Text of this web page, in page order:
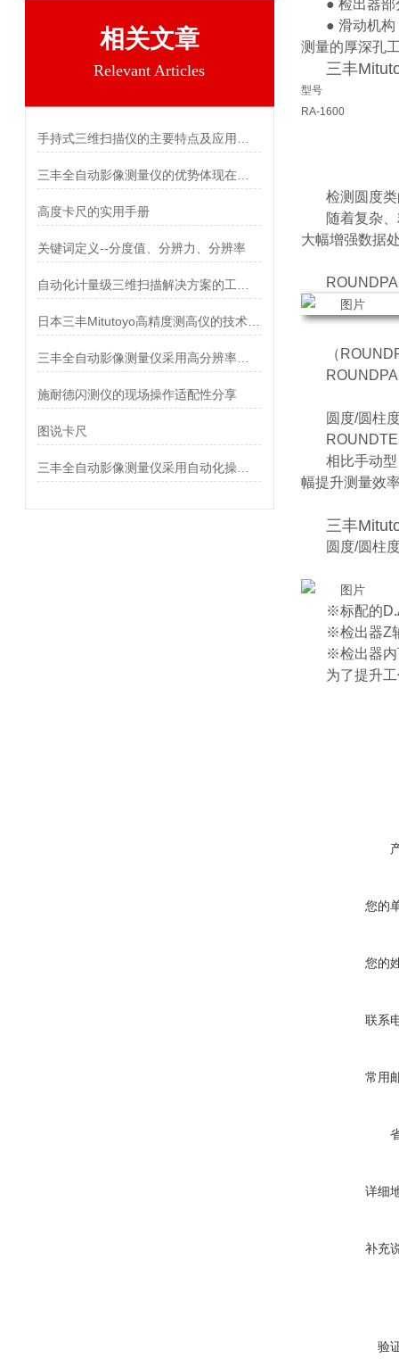
相关文章
Relevant Articles
高度卡尺的实用手册
关键词定义--分度值、分辨力、分辨率
施耐德闪测仪的现场操作适配性分享
图说卡尺
● 检出器
● 滑动机
测量的厚深孔
三丰
型号
RA-1600
检测圆度
随着复杂
大幅增强数据
（
圆度/圆柱
相比手动
幅提升测量效
三丰
圆度/圆柱
※标配的
※检出器Z
※检出器内
为了提升
您的
您的
联系
常用
详细
补充
验